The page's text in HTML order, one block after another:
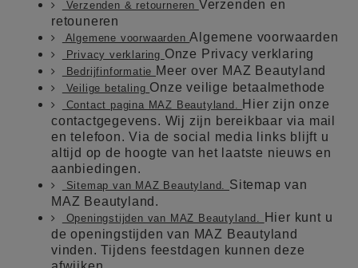
Verzenden & retourneren Verzenden en
retouneren
Algemene voorwaardenAlgemene voorwaarden
Privacy verklaring Onze Privacy verklaring
Bedrijfinformatie Meer over MAZ Beautyland
Veilige betaling Onze veilige betaalmethode
Contact pagina MAZ Beautyland.
Hier zijn onze
contactgegevens. Wij zijn bereikbaar via mail
en telefoon. Via de social media links blijft u
altijd op de hoogte van het laatste nieuws en
aanbiedingen.
Sitemap van MAZ Beautyland. Sitemap van
MAZ Beautyland.
Openingstijden van MAZ Beautyland.
Hier kunt u
de openingstijden van MAZ Beautyland
vinden. Tijdens feestdagen kunnen deze